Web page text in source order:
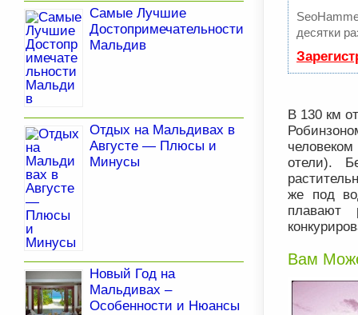
десятки
В 130 км
отели).
же под
плавают
Вам
Самые Лучшие
Достопримечательности
Мальдив
Отдых на Мальдивах в
Августе — Плюсы и
Минусы
Новый Год на
Мальдивах –
Особенности и Нюансы